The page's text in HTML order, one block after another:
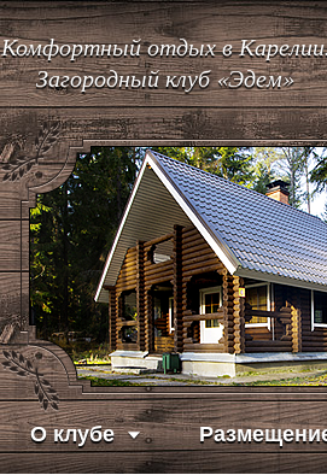
Комфортный отдых в
Загородный клуб «Эдем»
О клубе